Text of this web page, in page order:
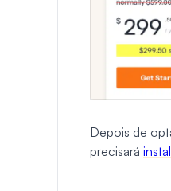
Depois de
precisará